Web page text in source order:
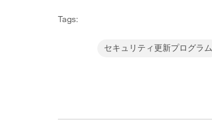
Tags:
セキュリティ更新プログラム